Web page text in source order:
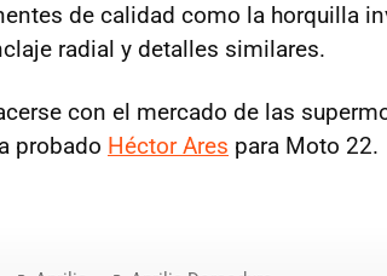
de calidad como la horquilla
radial y detalles similares.
con el mercado de las
probado Héctor Ares para Moto 22.